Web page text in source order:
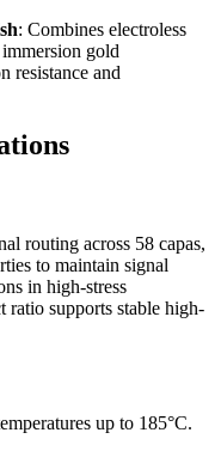
: Combines electroless
gold
resistance and
routing across 58 capas,
to maintain signal
in high-stress
ratio supports stable high-
up to 185°C.